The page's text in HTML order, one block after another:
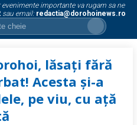
importante va rugam sa ne
sau email: redactia@dorohoinews.ro
lăsați fără
Acesta și-a
pe viu, cu ață